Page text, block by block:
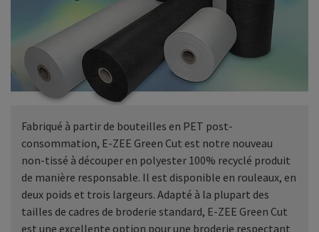
Fabriqué à partir de bouteilles en PET post-
consommation, E-ZEE Green Cut est notre nouveau
non-tissé à découper en polyester 100% recyclé produit
de manière responsable. Il est disponible en rouleaux, en
deux poids et trois largeurs. Adapté à la plupart des
tailles de cadres de broderie standard, E-ZEE Green Cut
est une excellente option pour une broderie respectant